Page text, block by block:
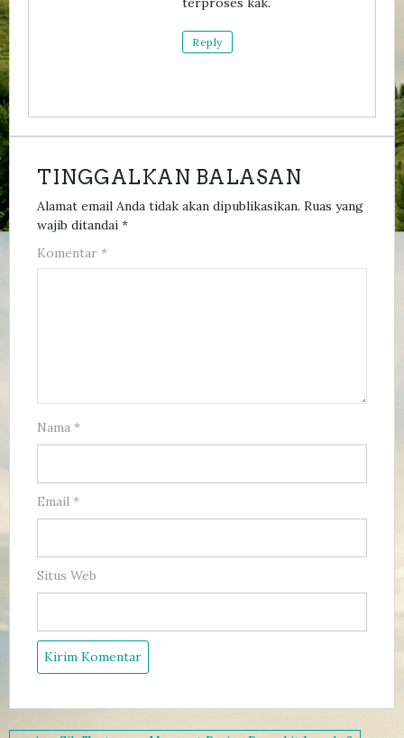
Reply
TINGGALKAN BALASAN
Alamat email Anda tidak akan dipublikasikan. Ruas yang
wajib ditandai *
Komentar *
Nama *
Email *
Situs Web